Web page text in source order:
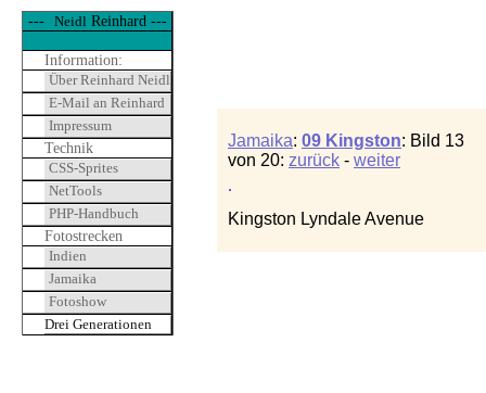
--- Neidl Reinhard ---
Information:
Über Reinhard Neidl
E-Mail an Reinhard
Impressum
Technik
CSS-Sprites
NetTools
PHP-Handbuch
Fotostrecken
Indien
Jamaika
Fotoshow
Drei Generationen
Jamaika: 09 Kingston: Bild 13
von 20: zurück - weiter
Kingston Lyndale Avenue